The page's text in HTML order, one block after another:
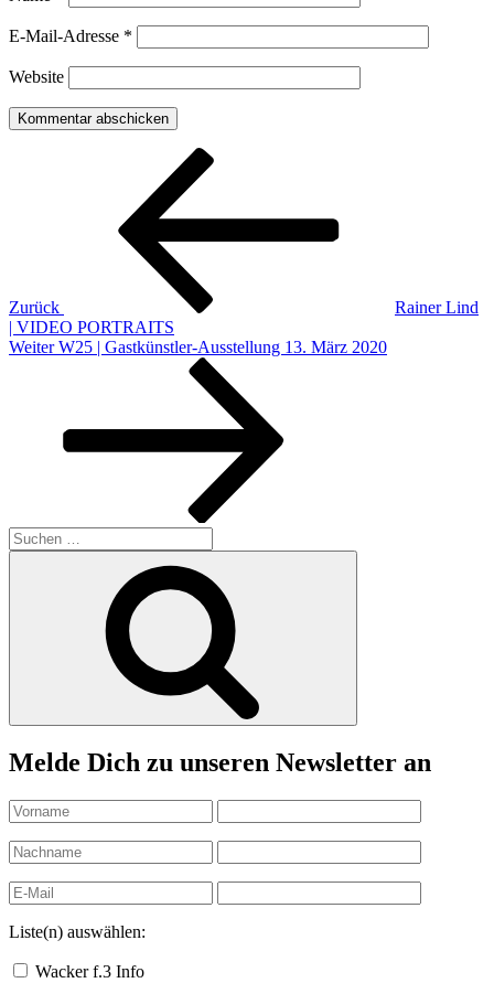
E-Mail-Adresse *
Website
Beitragsnavigation
Zurück
Rainer Lind
| VIDEO PORTRAITS
Nächster
Weiter W25 | Gastkünstler-Ausstellung 13. März 2020
Suchen
nach:
Melde Dich zu unseren Newsletter an
Liste(n) auswählen:
Wacker f.3 Info